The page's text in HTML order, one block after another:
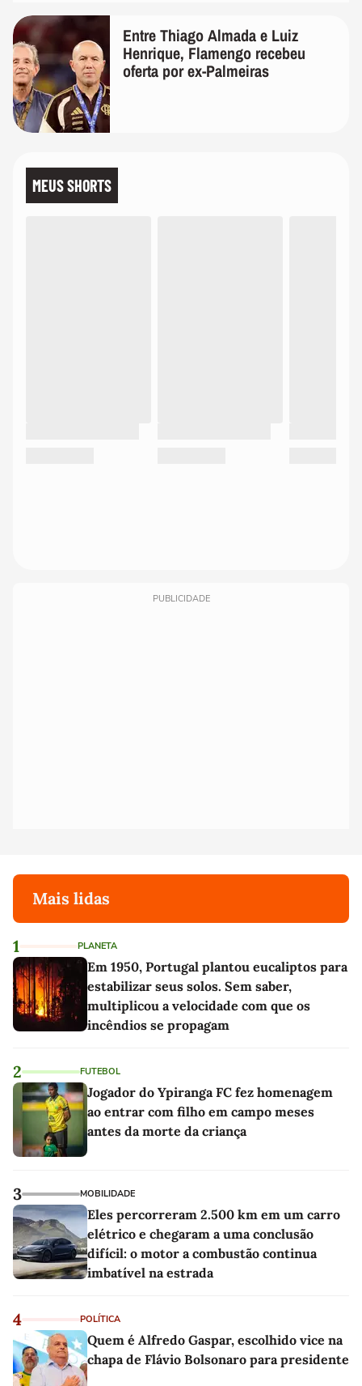
Entre Thiago Almada e Luiz
Henrique, Flamengo recebeu
oferta por ex-Palmeiras
MEUS SHORTS
PUBLICIDADE
Mais lidas
1 PLANETA
Em 1950, Portugal plantou eucaliptos para
estabilizar seus solos. Sem saber,
multiplicou a velocidade com que os
incêndios se propagam
2 FUTEBOL
Jogador do Ypiranga FC fez homenagem
ao entrar com filho em campo meses
antes da morte da criança
3 MOBILIDADE
Eles percorreram 2.500 km em um carro
elétrico e chegaram a uma conclusão
difícil: o motor a combustão continua
imbatível na estrada
4 POLÍTICA
Quem é Alfredo Gaspar, escolhido vice na
chapa de Flávio Bolsonaro para presidente